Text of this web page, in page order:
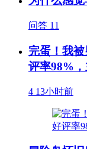
问答 11
完蛋！我
评率98%
4 13小时前